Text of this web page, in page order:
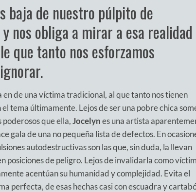
baja de nuestro púlpito de
nos obliga a mirar a esa realidad
que tanto nos esforzamos
en de una víctima tradicional, al que tanto nos tienen
tema últimamente. Lejos de ser una pobre chica
que ella,Jocelynes una artista
gala de una no pequeña lista de defectos. En
autodestructivas son las que, sin duda, la llevan
posiciones de peligro. Lejos de invalidarla como
acentúan su humanidad y complejidad. Evita el
perfecta, de esas hechas casi con escuadra y